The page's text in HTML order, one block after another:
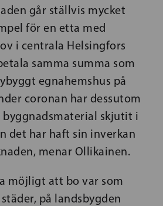
går ställvis mycket
för en etta med
i centrala Helsingfors
samma summa som
egnahemshus på
coronan har dessutom
byggnadsmaterial skjutit i
det har haft sin inverkan
menar Ollikainen.
möjligt att bo var som
på landsbygden